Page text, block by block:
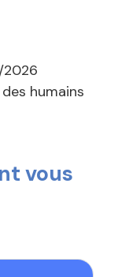
2026
humains
vous